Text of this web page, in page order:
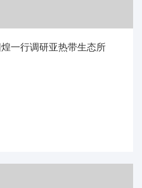
一行调研亚热带生态所